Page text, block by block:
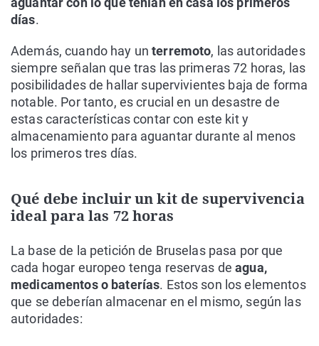
días.
Además, cuando hay unterremoto, las autoridades
siempre señalan que tras las primeras 72 horas, las
posibilidades de hallar supervivientes baja de forma
notable. Por tanto, es crucial en un desastre de
estas características contar con este kit y
almacenamiento para aguantar durante al menos
los primeros tres días.
Qué debe incluir un kit de supervivencia
ideal para las 72 horas
La base de la petición de Bruselas pasa por que
cada hogar europeo tenga reservas deagua,
medicamentos o baterías. Estos son los elementos
que se deberían almacenar en el mismo, según las
autoridades: